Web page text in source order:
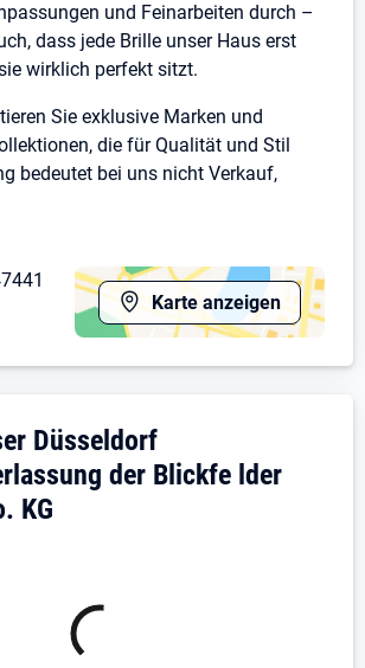
und Feinarbeiten durch –
dass jede Brille unser Haus erst
wirklich perfekt sitzt.
Sie exklusive Marken und
die für Qualität und Stil
bedeutet bei uns nicht Verkauf,
– wachsen mit Perspektive
Team, das Wert auf
offene Kommunikation
Arbeit legt. Ihre Ideen sind
Einarbeitung übernehmen
und arbeiten selbstständig in
Gleichzeitig bieten wir Ihnen
um Ihr Know-
Gehalt
Karte anzeigen
Brillen Kaiser
Düsseldorf
der Blickfe lder
KG